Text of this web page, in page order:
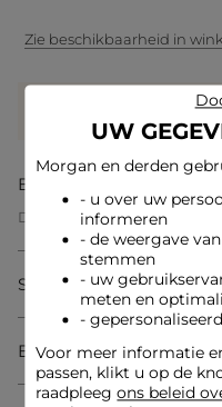
Zie beschikbaarheid in
59 hartjes
Log in of registreer
Beschrijving
Deze korte en
vrouwelijkheid met
accentueert de taille en
effect. De vloeiende snit
bovenlichaam. Een
Korte jurk
Vloeiende snit
Samenstelling &
Bezorging &
UW
Morgan en derden
- u over uw
informeren
- de weergave
stemmen
- uw
meten en
-
Voor meer informatie
passen, klikt u op de
raadpleegons beleid